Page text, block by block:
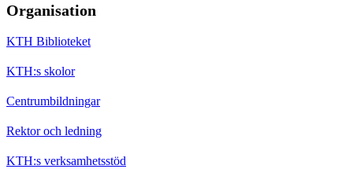
Organisation
KTH Biblioteket
KTH:s skolor
Centrumbildningar
Rektor och ledning
KTH:s verksamhetsstöd